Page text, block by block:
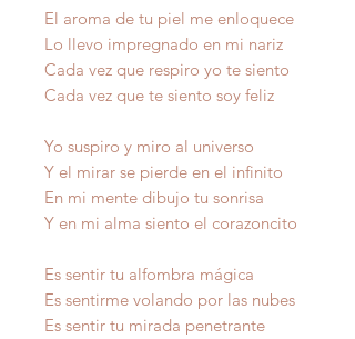
El aroma de tu piel me enloquece
Lo llevo impregnado en mi nariz
Cada vez que respiro yo te siento
Cada vez que te siento soy feliz
Yo suspiro y miro al universo
Y el mirar se pierde en el infinito
En mi mente dibujo tu sonrisa
Y en mi alma siento el corazoncito
Es sentir tu alfombra mágica
Es sentirme volando por las nubes
Es sentir tu mirada penetrante